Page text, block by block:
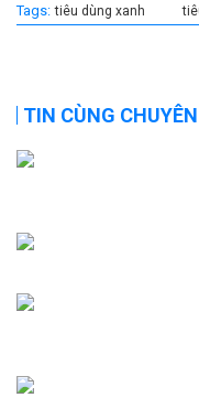
Tags: tiêu dùng xanh
TIN CÙNG